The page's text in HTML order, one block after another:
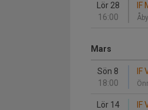
Lör 28
16:00
Mars
Sön 8
18:00
Lör 14